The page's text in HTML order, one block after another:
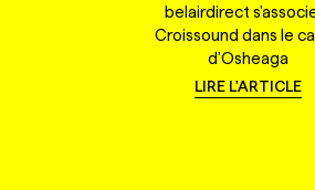
belairdirect
Croissound dans le
d'Osheaga
LIRE L'ARTICLE